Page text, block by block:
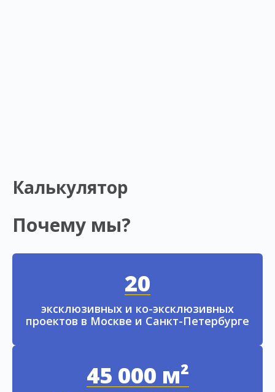
Калькулятор
Почему мы?
20
эксклюзивных и ко-эксклюзивных
проектов в Москве и Санкт-Петербурге
45 000 м²